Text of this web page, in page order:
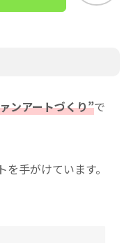
ンアートづくり”で
手がけています。